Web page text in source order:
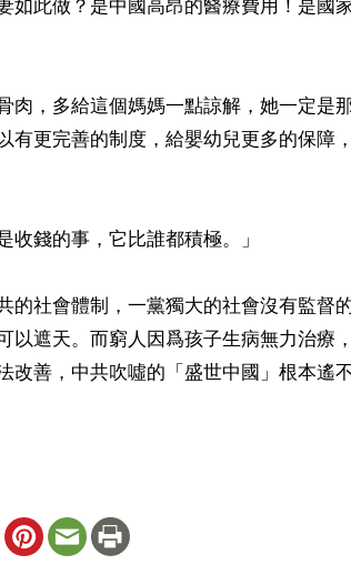
如此做？是中國高昂的醫療費用！是國
肉，多給這個媽媽一點諒解，她一定是
有更完善的制度，給嬰幼兒更多的保障
收錢的事，它比誰都積極。」
的社會體制，一黨獨大的社會沒有監督
以遮天。而窮人因爲孩子生病無力治療
改善，中共吹噓的「盛世中國」根本遙